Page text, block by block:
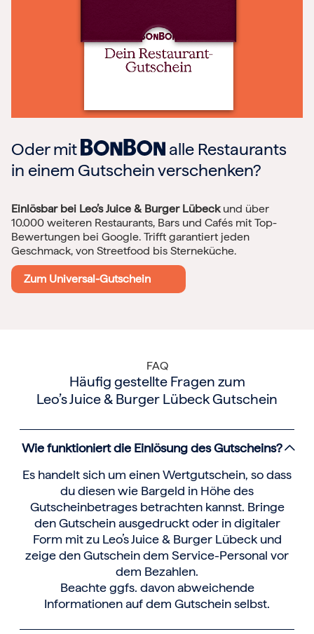
Oder mit
alle Restaurants
in einem Gutschein verschenken?
Einlösbar bei Leo’s Juice & Burger Lübeckund über
10.000 weiteren Restaurants, Bars und Cafés mit Top-
Bewertungen bei Google. Trifft garantiert jeden
Geschmack, von Streetfood bis Sterneküche.
Zum Universal-Gutschein
FAQ
Häufig gestellte Fragen zum
Leo’s Juice & Burger Lübeck Gutschein
Wie funktioniert die Einlösung des Gutscheins?
Es handelt sich um einen Wertgutschein, so dass
du diesen wie Bargeld in Höhe des
Gutscheinbetrages betrachten kannst. Bringe
den Gutschein ausgedruckt oder in digitaler
Form mit zu Leo’s Juice & Burger Lübeck und
zeige den Gutschein dem Service-Personal vor
dem Bezahlen.
Beachte ggfs. davon abweichende
Informationen auf dem Gutschein selbst.